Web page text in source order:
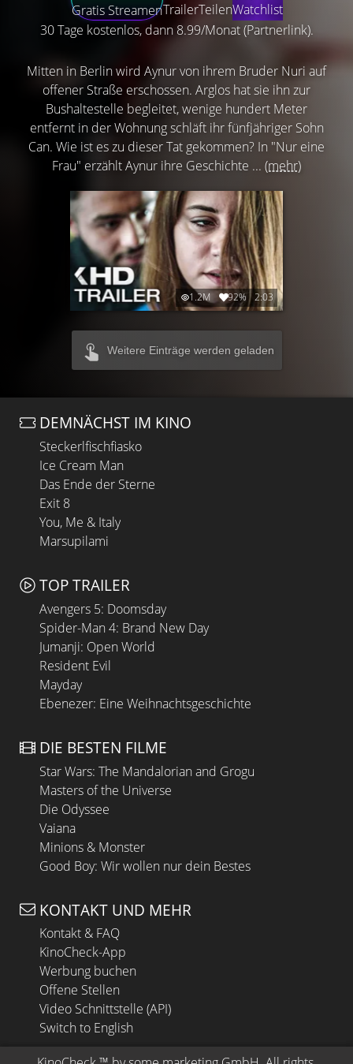
Gratis StreamenTrailerTeilenWatchlist
30 Tage kostenlos, dann 8.99/Monat (Partnerlink).
Mitten in Berlin wird Aynur von ihrem Bruder Nuri auf
offener Straße erschossen. Arglos hat sie ihn zur
Bushaltestelle begleitet, wenige hundert Meter
entfernt in der Wohnung schläft ihr fünfjähriger Sohn
Can. Wie ist es zu dieser Tat gekommen? In "Nur eine
Frau" erzählt Aynur ihre Geschichte ... (mehr)
1.2M 92% 2:03
Weitere Einträge werden geladen
DEMNÄCHST IM KINO
Steckerlfischfiasko
Ice Cream Man
Das Ende der Sterne
Exit 8
You, Me & Italy
Marsupilami
TOP TRAILER
Avengers 5: Doomsday
Spider-Man 4: Brand New Day
Jumanji: Open World
Resident Evil
Mayday
Ebenezer: Eine Weihnachtsgeschichte
DIE BESTEN FILME
Star Wars: The Mandalorian and Grogu
Masters of the Universe
Die Odyssee
Vaiana
Minions & Monster
Good Boy: Wir wollen nur dein Bestes
KONTAKT UND MEHR
Kontakt & FAQ
KinoCheck-App
Werbung buchen
Offene Stellen
Video Schnittstelle (API)
Switch to English